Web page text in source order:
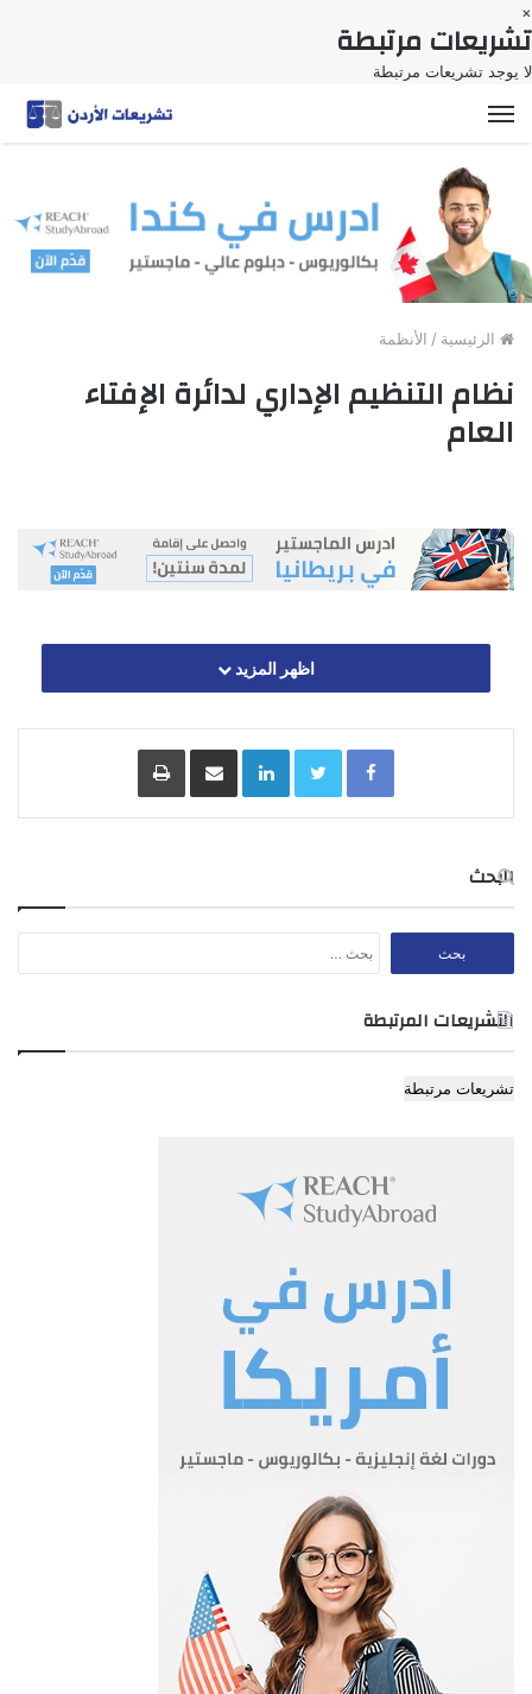
×
تشريعات مرتبطة
لا يوجد تشريعات مرتبطة
القائمة
الرئيسية / الأنظمة
نظام التنظيم الإداري لدائرة الإفتاء
العام
اظهر المزيد
Facebook
Twitter
LinkedInمشاركة عبر البريد طباعة
البحث
التشريعات المرتبطة
تشريعات مرتبطة